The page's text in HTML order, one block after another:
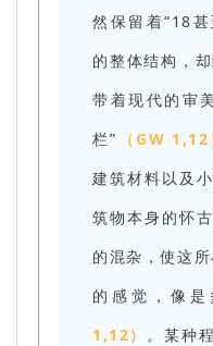
然保留着“18
的整体结构，
带着现代的审
栏” （GW 1,12
建筑材料以及
筑物本身的怀
的混杂，使这
的感觉，像
1,12） 。某种